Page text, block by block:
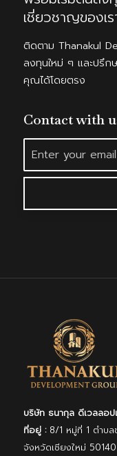
เชี่ยวชาญของเร
ติดตาม Thanakul
ลงทุนใหม่ ๆ และปรึก
คุณได้โดยตรง
Contact with
บริษัท ธนากุล ดีเวลลอป
ที่อยู่ :8/1 หมู่ที่ 1 ตำบล
จังหวัดเชียงใหม่ 50140